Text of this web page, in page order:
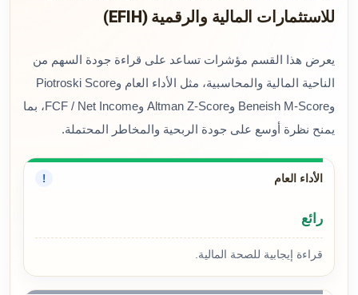
للاستثمارات المالية والرقمية (EFIH)
يعرض هذا القسم مؤشرات تساعد على قراءة جودة السهم من
الناحية المالية والمحاسبية، مثل الأداء العام وPiotroski Score
وBeneish M-Score وAltman Z-Score وFCF / Net Income، بما
يمنح نظرة أوسع على جودة الربحية والمخاطر المحتملة.
الأداء العام !
رائع
قراءة إيجابية للصحة المالية.